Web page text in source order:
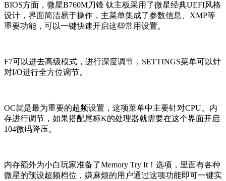
BIOS方面，微星B760M刀锋 钛主板采用了微星经典UEFI风格
设计，界面简洁易于操作，主菜单集成了参数信息、XMP等
重要功能，可以一键快速开启这些常用设置。
F7可以进去高级模式，进行深度调节，SETTINGS菜单可以针
对I/O进行全方位调节。
OC就是最为重要的超频设置，这项菜单中主要针对CPU、内
存进行调节，如果搭配尾标K的处理器就需要在这个界面开启
104微码降压。
内存额外为小白玩家准备了Memory Try It！选项，里面有各种
微星的预设超频档位，嫌麻烦的用户通过这项功能即可一键实